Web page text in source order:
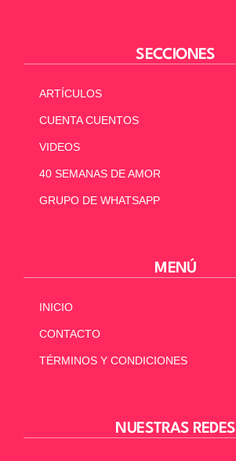
SECCIONES
ARTÍCULOS
CUENTA CUENTOS
VIDEOS
40 SEMANAS DE AMOR
GRUPO DE WHATSAPP
MENÚ
INICIO
CONTACTO
TÉRMINOS Y CONDICIONES
NUESTRAS REDES